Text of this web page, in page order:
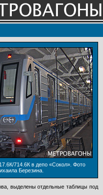
714.6К в депо «Сокол». Фото
Березина.
выделены отдельные таблицы под